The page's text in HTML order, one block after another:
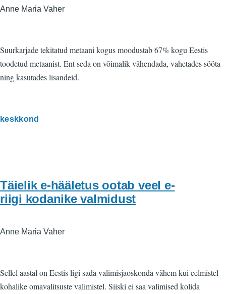
Anne Maria Vaher
Suurkarjade tekitatud metaani kogus moodustab 67% kogu Eestis
toodetud metaanist. Ent seda on võimalik vähendada, vahetades sööta
ning kasutades lisandeid.
keskkond
Täielik e-hääletus ootab veel e-
riigi kodanike valmidust
Anne Maria Vaher
Sellel aastal on Eestis ligi sada valimisjaoskonda vähem kui eelmistel
kohalike omavalitsuste valimistel. Siiski ei saa valimised kolida